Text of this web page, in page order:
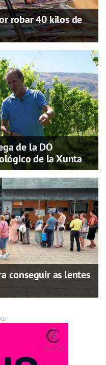
robar 40 kilos de
de la DO
de la Xunta
conseguir as lentes